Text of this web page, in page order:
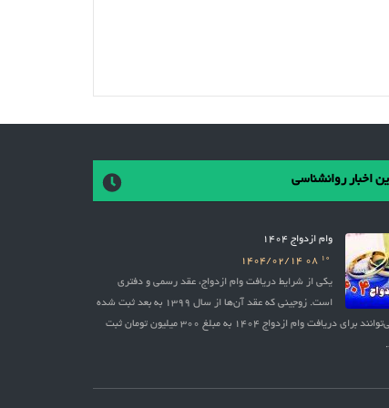
اخبار روانشناسی
وام ازدواج 1404
10
1404/02/14
یکی از شرایط دریافت وام ازدواج، عقد رسمی و دفتری
است. زوجینی که عقد آن‌ها از سال 1399 به بعد ثبت شده
باشد، می‌توانند برای دریافت وام ازدواج 1404 به مبلغ 300 میلیون تومان ثبت